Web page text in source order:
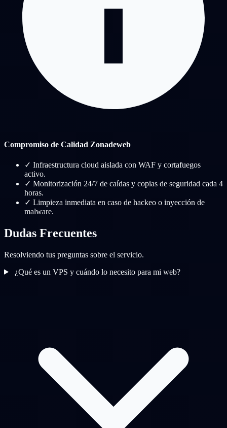
Compromiso de Calidad Zonadeweb
✓ Infraestructura cloud aislada con WAF y cortafuegos
activo.
✓ Monitorización 24/7 de caídas y copias de seguridad cada 4
horas.
✓ Limpieza inmediata en caso de hackeo o inyección de
malware.
Dudas Frecuentes
Resolviendo tus preguntas sobre el servicio.
¿Qué es un VPS y cuándo lo necesito para mi web?